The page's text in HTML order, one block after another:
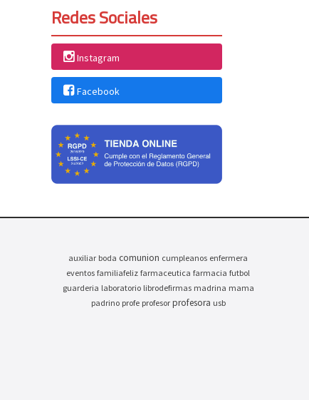
Redes Sociales
Instagram
Facebook
auxiliar boda comunion cumpleanos enfermera
eventos familiafeliz farmaceutica farmacia futbol
guarderia laboratorio librodefirmas madrina mama
padrino profe profesor profesora usb